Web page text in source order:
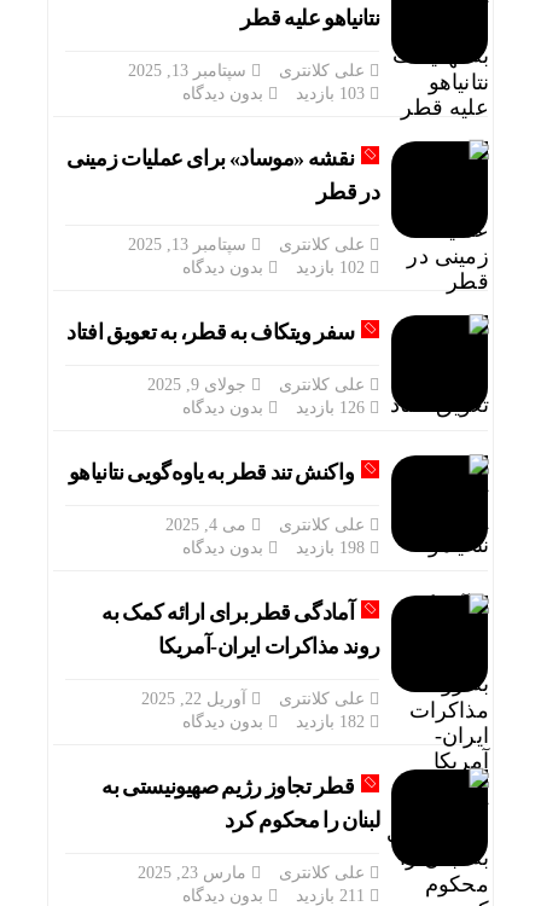
نتانیاهو علیه قطر
علی کلانتری
سپتامبر 13, 2025
بدون دیدگاه
نقشه «موساد» برای عملیات زمینی
در قطر
علی کلانتری
سپتامبر 13, 2025
بدون دیدگاه
سفر ویتکاف به قطر، به تعویق افتاد
علی کلانتری
جولای 9, 2025
بدون دیدگاه
واکنش تند قطر به یاوه‌گویی نتانیاهو
علی کلانتری
می 4, 2025
بدون دیدگاه
آمادگی قطر برای ارائه کمک به
روند مذاکرات ایران-آمریکا
علی کلانتری
آوریل 22, 2025
بدون دیدگاه
قطر تجاوز رژیم صهیونیستی به
لبنان را محکوم کرد
علی کلانتری
مارس 23, 2025
بدون دیدگاه